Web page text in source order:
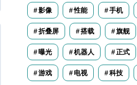
影像 性能 手机
折叠屏 搭载 旗舰
曝光 机器人 正式
游戏 电视 科技